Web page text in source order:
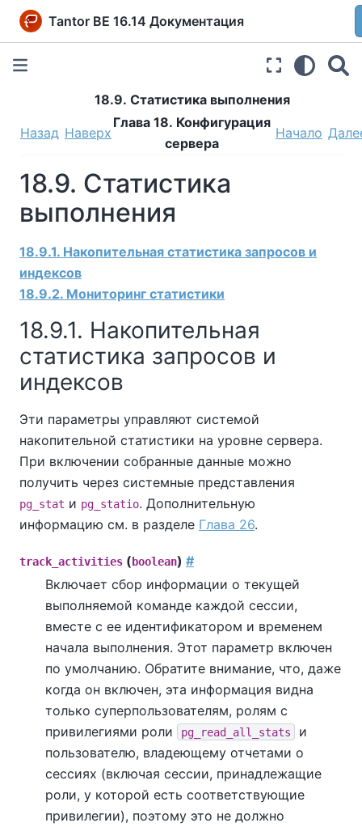
Tantor BE 16.14 Документация
18.9. Статистика выполнения
Назад Наверх
Глава 18. Конфигурация
сервера
Начало
18.9. Статистика
выполнения
18.9.1. Накопительная статистика запросов и
индексов
18.9.2. Мониторинг статистики
18.9.1. Накопительная
статистика запросов и
индексов
Эти параметры управляют системой
накопительной статистики на уровне сервера.
При включении собранные данные можно
получить через системные представления
pg_stat и pg_statio. Дополнительную
информацию см. в разделе Глава 26.
track_activities (boolean) #
Включает сбор информации о текущей
выполняемой команде каждой сессии,
вместе с ее идентификатором и временем
начала выполнения. Этот параметр включен
по умолчанию. Обратите внимание, что, даже
когда он включен, эта информация видна
только суперпользователям, ролям с
привилегиями роли
pg_read_all_stats
и
пользователю, владеющему отчетами о
сессиях (включая сессии, принадлежащие
роли, у которой есть соответствующие
привилегии), поэтому это не должно